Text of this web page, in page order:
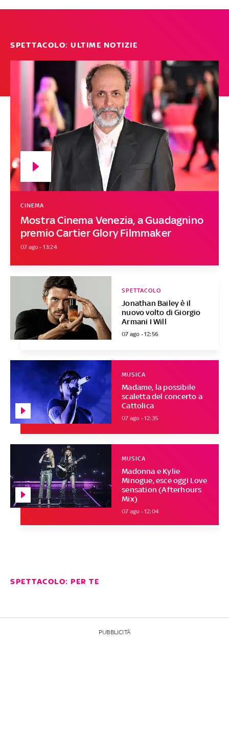
SPETTACOLO: ULTIME NOTIZIE
Mostra Cinema Venezia, a Guadagnino
premio Cartier Glory Filmmaker
CINEMA
07 ago - 13:24
Jonathan Bailey è il
nuovo volto di Giorgio
Armani I Will
SPETTACOLO
07 ago - 12:56
Madame, la possibile
scaletta del concerto a
Cattolica
MUSICA
07 ago - 12:35
Madonna e Kylie
Minogue, esce oggi Love
sensation (Afterhours
Mix)
MUSICA
07 ago - 12:04
SPETTACOLO: PER TE
PUBBLICITÀ